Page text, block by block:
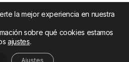
la mejor experiencia en nuestra
sobre qué cookies estamos
ajustes.
Ajustes